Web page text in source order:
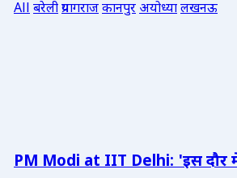
Allबरेलीप्रयागराजकानपुरअयोध्यालखनऊ
PM Modi at IIT Delhi: 'इस दौर